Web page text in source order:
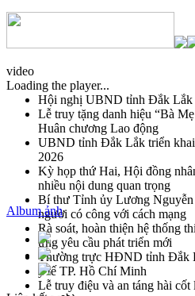
video
Loading the player...
Hội nghị UBND tỉnh Đắk Lắk
Lễ truy tặng danh hiệu “Bà
Huân chương Lao động
UBND tỉnh Đắk Lắk triển
2026
Kỳ họp thứ Hai, Hội đồng
nhiều nội dung quan trọng
Bí thư Tỉnh ủy Lương Nguyễn
người có công với cách mạng
Rà soát, hoàn thiện hệ thống
ứng yêu cầu phát triển mới
Thường trực HĐND tỉnh Đắk
y tế TP. Hồ Chí Minh
Lễ truy điệu và an táng hài
Album ảnh